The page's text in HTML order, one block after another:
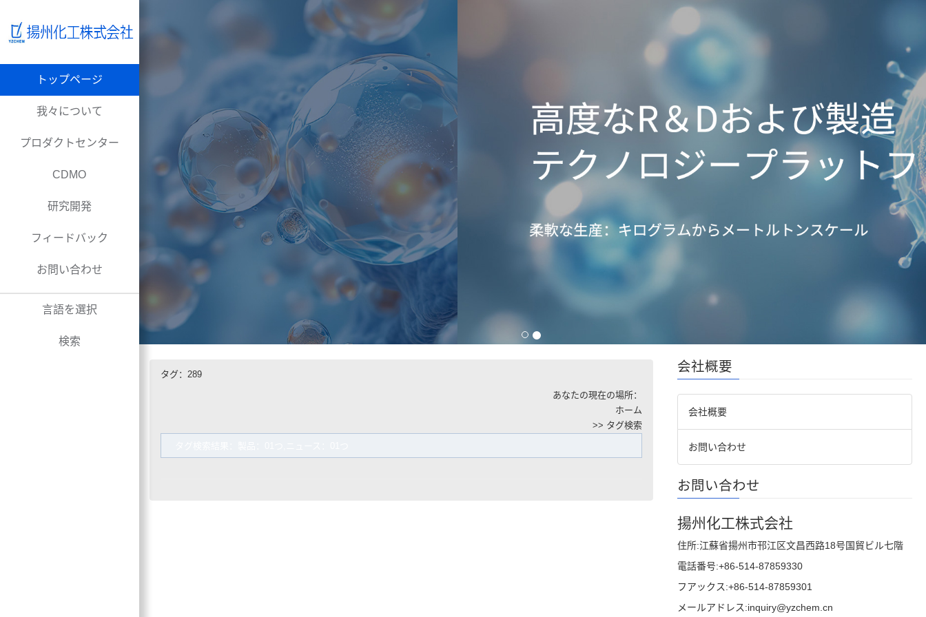
トップページ
我々について
プロダクトセンター
CDMO
研究開発
フィードバック
お問い合わせ
言語を選択
検索
タグ：289
あなたの現在の場所：
ホーム
>> タグ検索
会社概要
会社概要
お問い合わせ
お問い合わせ
揚州化工株式会社
住所:江蘇省揚州市邗江区文昌西路18号国貿ビル七階
電話番号:+86-514-87859330
フアックス:+86-514-87859301
メールアドレス:inquiry@yzchem.cn